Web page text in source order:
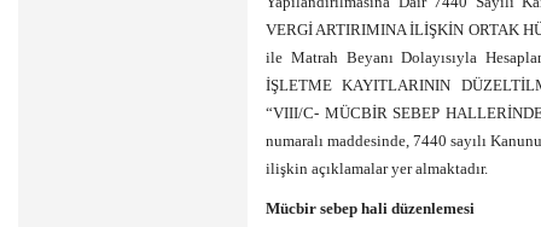
VERGİ ARTIRIMINA İLİŞKİN ORTAK
ile Matrah Beyanı Dolayısıyla
İŞLETME KAYITLARININ
“VIII/C- MÜCBİR SEBEP
numaralı maddesinde, 7440 sayılı
ilişkin açıklamalar yer almaktadır.
Mücbir sebep hali düzenlemesi